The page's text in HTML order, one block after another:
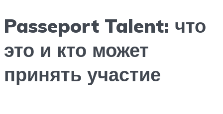
Passeport Talent: что
это и кто может
принять участие